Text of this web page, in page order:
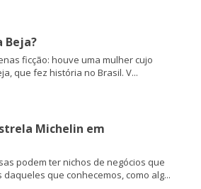
Beja?
ficção: houve uma mulher cujo
que fez história no Brasil. V...
Michelin em
podem ter nichos de negócios que
que conhecemos, como alg...